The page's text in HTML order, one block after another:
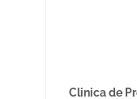
Clinica de